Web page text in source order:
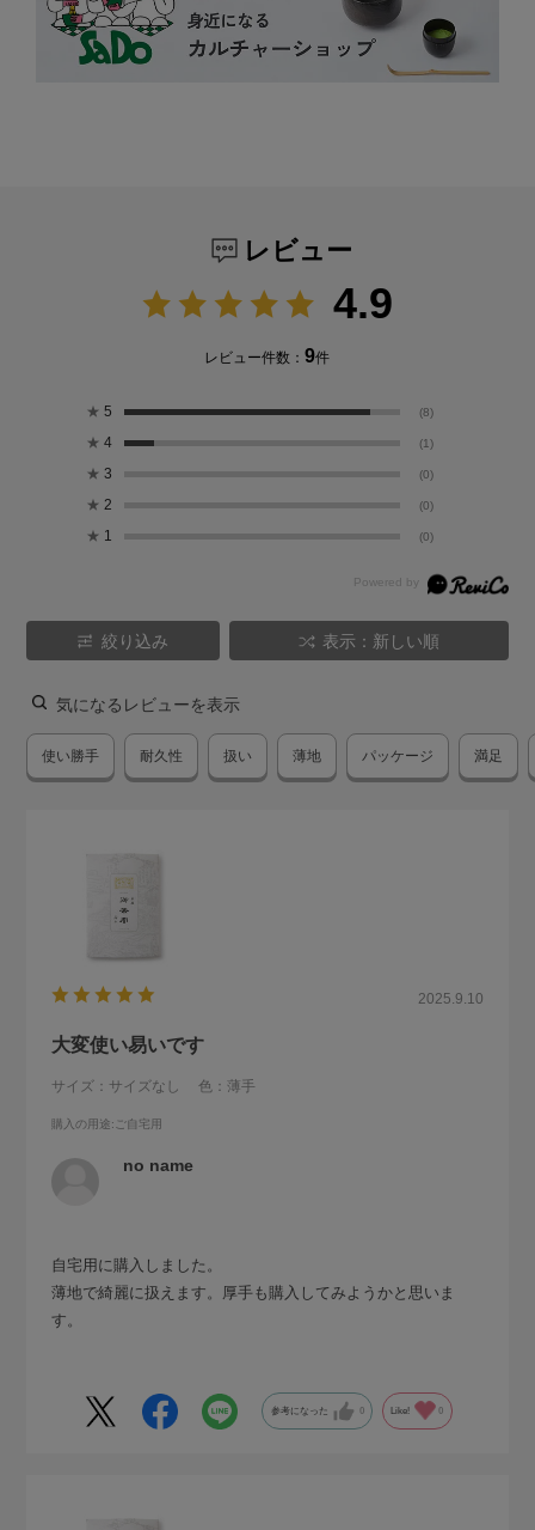
レビュー
4.9
レビュー件数：9件
★ 5 (8)
★ 4 (1)
★ 3 (0)
★ 2 (0)
★ 1 (0)
絞り込み 表示：新しい順
気になるレビューを表示
使い勝手 耐久性 扱い 薄地 パッケージ 満足
2025.9.10
大変使い易いです
サイズ：サイズなし 色：薄手
購入の用途:ご自宅用
no name
自宅用に購入しました。
薄地で綺麗に扱えます。厚手も購入してみようかと思いま
す。
参考になった 0 Like! 0